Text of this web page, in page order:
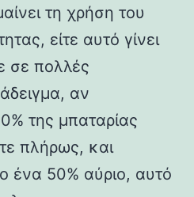
τη χρήση του
είτε αυτό γίνει
σε πολλές
αν
της μπαταρίας
πλήρως, και
ένα 50% αύριο, αυτό